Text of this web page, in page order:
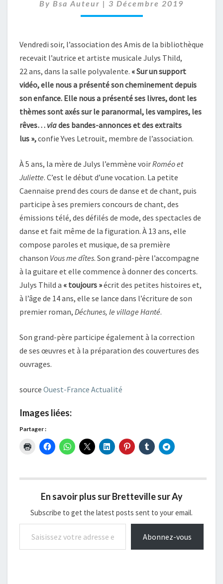
By Bsa Auteur | 3 Décembre 2019
Vendredi soir, l’association des Amis de la bibliothèque
recevait l’autrice et artiste musicale Julys Thild,
22 ans, dans la salle polyvalente. « Sur un support
vidéo, elle nous a présenté son cheminement depuis
son enfance. Elle nous a présenté ses livres, dont les
thèmes sont axés sur le paranormal, les vampires, les
rêves… viades bandes-annonces et des extraits
lus »,confie Yves Letrouit, membre de l’association.
À 5 ans, la mère de Julys l’emmène voirRoméo et
Juliette. C’est le début d’une vocation. La petite
Caennaise prend des cours de danse et de chant, puis
participe à ses premiers concours de chant, des
émissions télé, des défilés de mode, des spectacles de
danse et fait même de la figuration. À 13 ans, elle
compose paroles et musique, de sa première
chanson Vous me dîtes. Son grand-père l’accompagne
à la guitare et elle commence à donner des concerts.
Julys Thild a « toujours »écrit des petites histoires et,
à l’âge de 14 ans, elle se lance dans l’écriture de son
premier roman, Déchunes, le village Hanté.
Son grand-père participe également à la correction
de ses œuvres et à la préparation des couvertures des
ouvrages.
source Ouest-France Actualité
Images liées:
Partager :
En savoir plus sur Bretteville sur Ay
Subscribe to get the latest posts sent to your email.
Saisissez votre adresse e-mail…
Abonnez-vous